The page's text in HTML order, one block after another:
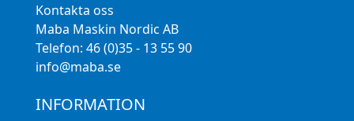
Kontakta oss
Maba Maskin Nordic AB
Telefon: 46 (0)35 - 13 55 90
info@maba.se
INFORMATION